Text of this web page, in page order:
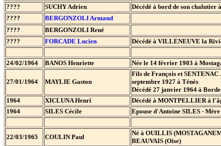
????
SUCHY Adrien
Décédé à bord de son chalutier
????
BERGONZOLI Armand
????
BERGONZOLI René
????
FORCADE Lucien Décédé à VILLENEUVE la
24/02/1964 BANOS Henriette Née le 14 février 1903 à
27/01/1964 MAYLIE Gaston
Fils de François et
septembre 1927 à Ténès
Décédé 27 janvier 1964 à
1964
XICLUNA Henri
Décédé à MONTPELLIER à
1964
SILES Cécile Epouse d'Antoine SILES -
22/03/1965 COULIN Paul
Né à OUILLIS
BEAUVAIS (Oise)